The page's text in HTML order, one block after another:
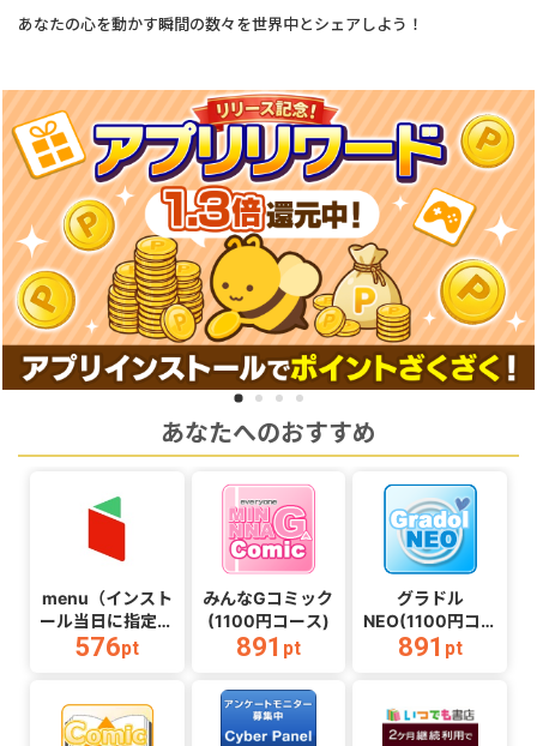
あなたの心を動かす瞬間の数々を世界中とシェアしよう！
あなたへのおすすめ
menu（インスト
ール当日に指定の
クーポンコード経
文完了）
（Android）
576pt
みんなGコミック
(1100円コース)
891 pt
グラドル
NEO(1100円コー
ス)
891 pt